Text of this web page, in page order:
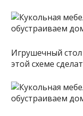
Игрушечный
этой схеме